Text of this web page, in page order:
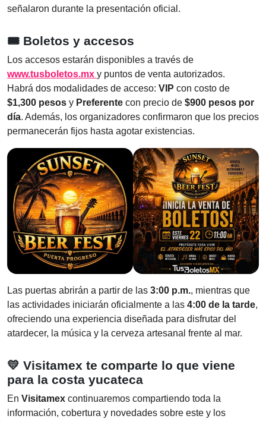
señalaron durante la presentación oficial.
🎟️ Boletos y accesos
Los accesos estarán disponibles a través de
www.tusboletos.mx y puntos de venta autorizados.
Habrá dos modalidades de acceso: VIP con costo de
$1,300 pesos y Preferente con precio de $900 pesos por
día. Además, los organizadores confirmaron que los precios
permanecerán fijos hasta agotar existencias.
Las puertas abrirán a partir de las 3:00 p.m., mientras que
las actividades iniciarán oficialmente a las 4:00 de la tarde,
ofreciendo una experiencia diseñada para disfrutar del
atardecer, la música y la cerveza artesanal frente al mar.
💛 Visitamex te comparte lo que viene
para la costa yucateca
En Visitamex continuaremos compartiendo toda la
información, cobertura y novedades sobre este y los